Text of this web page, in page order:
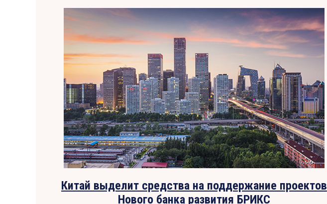
Китай выделит средства на поддержание проектов
Нового банка развития БРИКС